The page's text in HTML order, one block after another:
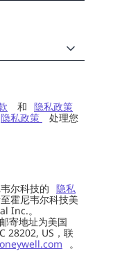
和 隐私政策
隐私政策
处理您
尔科技的 隐私
霍尼韦尔科技美
Inc.。
寄地址为美国
28202, US，联
。